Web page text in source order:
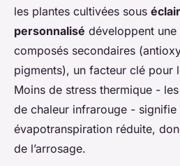
les plantes cultivées sous
personnalisé développent une
composés secondaires
pigments), un facteur clé pour
Moins de stress thermique -
de chaleur infrarouge - signifie
évapotranspiration réduite,
de l’arrosage.